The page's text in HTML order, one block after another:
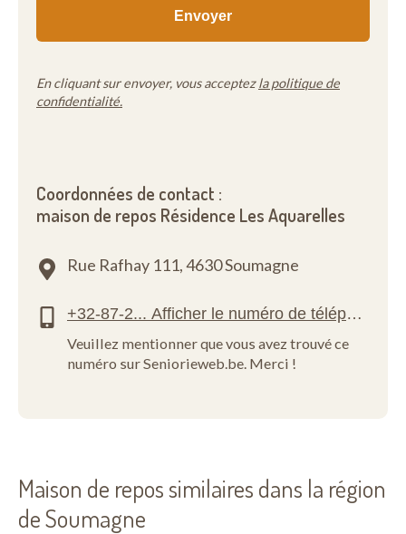
En cliquant sur envoyer, vous acceptezla politique de
confidentialité.
Coordonnées de contact :
maison de repos Résidence Les Aquarelles
Rue Rafhay 111,4630 Soumagne
Veuillez mentionner que vous avez trouvé ce
numéro sur Seniorieweb.be. Merci !
Maison de repos similaires dans la région
de Soumagne